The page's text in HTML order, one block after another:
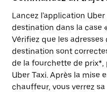
Lancez l'application
destination dans la case
Vérifiez que les
destination sont
de la fourchette de prix*,
Uber Taxi. Après la mise
chauffeur, vous verrez